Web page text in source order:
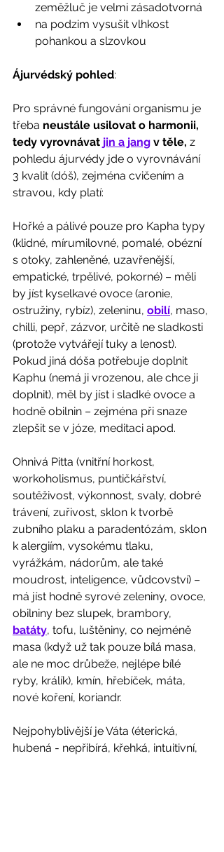
zeměžluč je velmi zásadotvorná
na podzim vysušit vlhkost
pohankou a slzovkou
Ájurvédský pohled:
Pro správné fungování organismu je
třeba neustále usilovat o harmonii,
tedy vyrovnávat jin a jang v těle, z
pohledu ájurvédy jde o vyrovnávání
3 kvalit (dóš), zejména cvičením a
stravou, kdy platí:
Hořké a pálivé pouze pro Kapha typy
(klidné, mírumilovné, pomalé, obézní
s otoky, zahleněné, uzavřenější,
empatické, trpělivé, pokorné) – měli
by jíst kyselkavé ovoce (aronie,
ostružiny, rybíz), zeleninu, obilí, maso,
chilli, pepř, zázvor, určitě ne sladkosti
(protože vytvářejí tuky a lenost).
Pokud jiná dóša potřebuje doplnit
Kaphu (nemá ji vrozenou, ale chce ji
doplnit), měl by jíst i sladké ovoce a
hodně obilnin – zejména při snaze
zlepšit se v józe, meditaci apod.
Ohnivá Pitta (vnitřní horkost,
workoholismus, puntičkářství,
soutěživost, výkonnost, svaly, dobré
trávení, zuřivost, sklon k tvorbě
zubního plaku a paradentózám, sklon
k alergiím, vysokému tlaku,
vyrážkám, nádorům, ale také
moudrost, inteligence, vůdcovství) –
má jíst hodně syrové zeleniny, ovoce,
obilniny bez slupek, brambory,
batáty, tofu, luštěniny, co nejméně
masa (když už tak pouze bílá masa,
ale ne moc drůbeže, nejlépe bílé
ryby, králík), kmín, hřebíček, máta,
nové koření, koriandr.
Nejpohyblivější je Váta (éterická,
hubená - nepřibírá, křehká, intuitivní,